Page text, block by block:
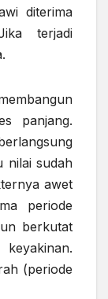
diterima
terjadi
panjang.
nilai sudah
awet
periode
(periode